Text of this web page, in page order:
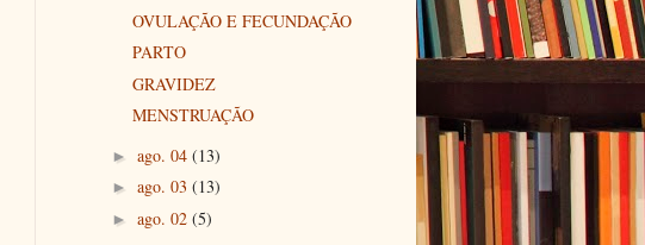
OVULAÇÃO E FECUNDAÇÃO
PARTO
GRAVIDEZ
MENSTRUAÇÃO
► ago. 04 (13)
► ago. 03 (13)
► ago. 02 (5)